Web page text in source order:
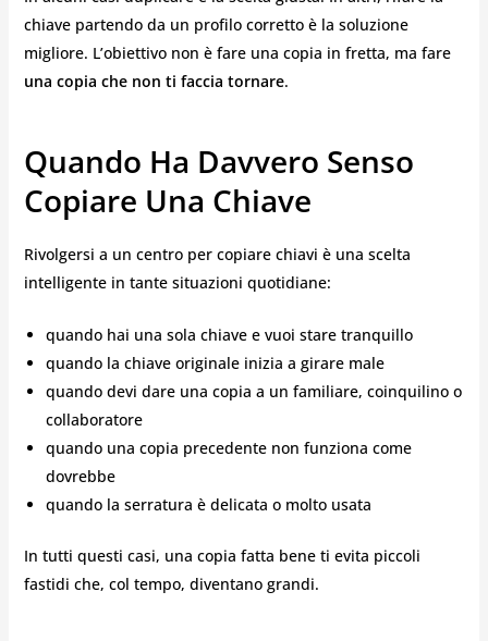
chiave partendo da un profilo corretto è la soluzione
migliore. L’obiettivo non è fare una copia in fretta, ma fare
una copia che non ti faccia tornare.
Quando Ha Davvero Senso
Copiare Una Chiave
Rivolgersi a un centro per copiare chiavi è una scelta
intelligente in tante situazioni quotidiane:
quando hai una sola chiave e vuoi stare tranquillo
quando la chiave originale inizia a girare male
quando devi dare una copia a un familiare, coinquilino o
collaboratore
quando una copia precedente non funziona come
dovrebbe
quando la serratura è delicata o molto usata
In tutti questi casi, una copia fatta bene ti evita piccoli
fastidi che, col tempo, diventano grandi.